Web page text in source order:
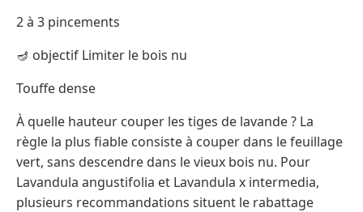
2 à 3 pincements
🪔 objectif Limiter le bois nu
Touffe dense
À quelle hauteur couper les tiges de lavande ? La
règle la plus fiable consiste à couper dans le feuillage
vert, sans descendre dans le vieux bois nu. Pour
Lavandula angustifolia et Lavandula x intermedia,
plusieurs recommandations situent le rabattage